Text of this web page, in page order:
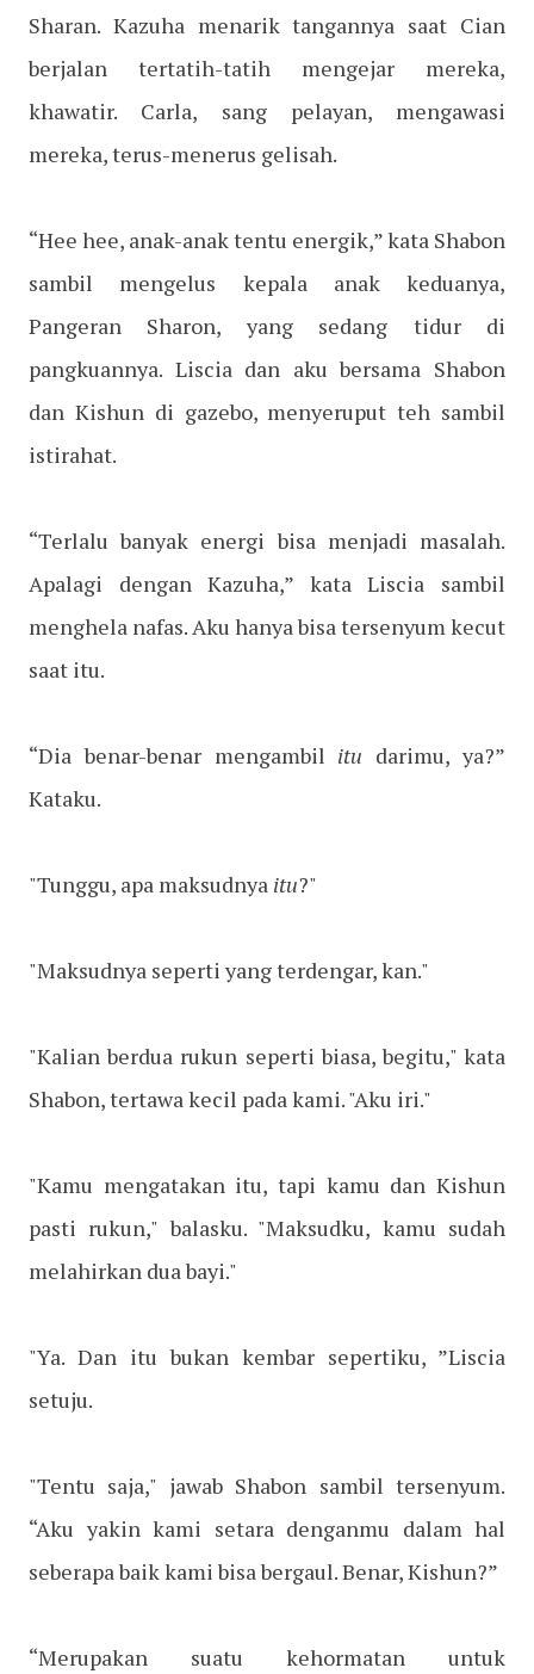
Sharan. Kazuha menarik tangannya saat Cian
berjalan tertatih-tatih mengejar mereka,
khawatir. Carla, sang pelayan, mengawasi
mereka, terus-menerus gelisah.
“Hee hee, anak-anak tentu energik,” kata Shabon
sambil mengelus kepala anak keduanya,
Pangeran Sharon, yang sedang tidur di
pangkuannya. Liscia dan aku bersama Shabon
dan Kishun di gazebo, menyeruput teh sambil
istirahat.
“Terlalu banyak energi bisa menjadi masalah.
Apalagi dengan Kazuha,” kata Liscia sambil
menghela nafas. Aku hanya bisa tersenyum kecut
saat itu.
“Dia benar-benar mengambil itu darimu, ya?”
Kataku.
"Tunggu, apa maksudnya itu?"
"Maksudnya seperti yang terdengar, kan."
"Kalian berdua rukun seperti biasa, begitu," kata
Shabon, tertawa kecil pada kami. "Aku iri."
"Kamu mengatakan itu, tapi kamu dan Kishun
pasti rukun," balasku. "Maksudku, kamu sudah
melahirkan dua bayi."
"Ya. Dan itu bukan kembar sepertiku, ”Liscia
setuju.
"Tentu saja," jawab Shabon sambil tersenyum.
“Aku yakin kami setara denganmu dalam hal
seberapa baik kami bisa bergaul. Benar, Kishun?”
“Merupakan suatu kehormatan untuk